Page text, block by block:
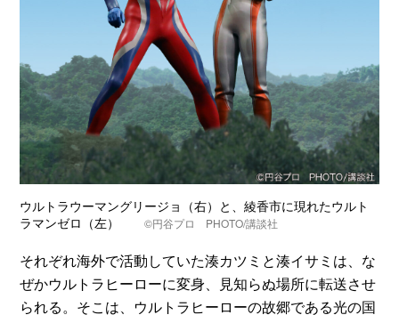
ウルトラウーマングリージョ（右）と、綾香市に現れたウルト
ラマンゼロ（左）©円谷プロ PHOTO/講談社
それぞれ海外で活動していた湊カツミと湊イサミは、な
ぜかウルトラヒーローに変身、見知らぬ場所に転送させ
られる。そこは、ウルトラヒーローの故郷である光の国